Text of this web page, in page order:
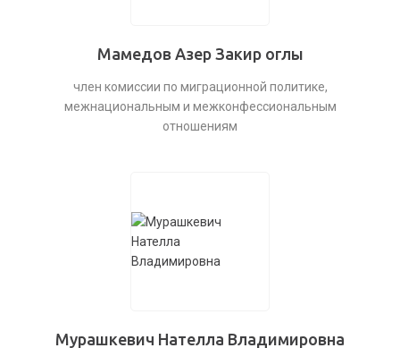
Мамедов Азер Закир оглы
член комиссии по миграционной политике,
межнациональным и межконфессиональным
отношениям
Мурашкевич Нателла Владимировна